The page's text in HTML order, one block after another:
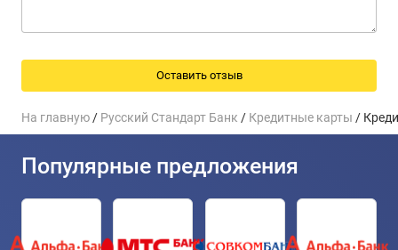
На главную / Русский Стандарт Банк / Кредитные карты /
Популярные предложения